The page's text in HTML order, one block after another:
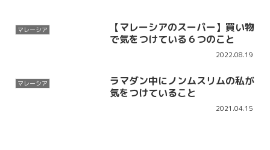
マレーシア
【マレーシアのスーパー】買い物
で気をつけている６つのこと
2022.08.19
マレーシア
ラマダン中にノンムスリムの私が
気をつけていること
2021.04.15